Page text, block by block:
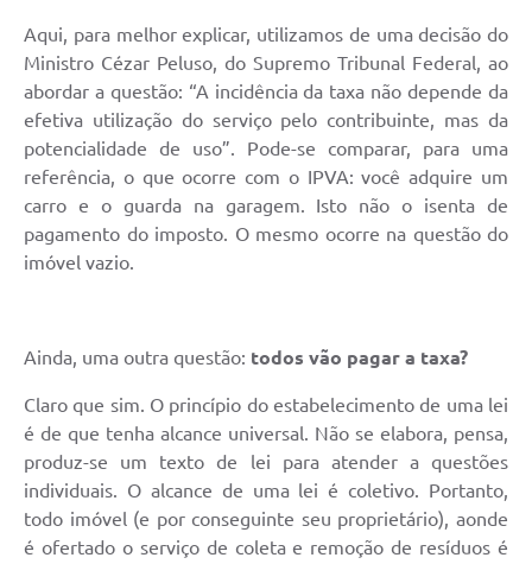
Aqui, para melhor explicar, utilizamos de uma decisão do
Ministro Cézar Peluso, do Supremo Tribunal Federal, ao
abordar a questão: “A incidência da taxa não depende da
efetiva utilização do serviço pelo contribuinte, mas da
potencialidade de uso”. Pode-se comparar, para uma
referência, o que ocorre com o IPVA: você adquire um
carro e o guarda na garagem. Isto não o isenta de
pagamento do imposto. O mesmo ocorre na questão do
imóvel vazio.
Ainda, uma outra questão: todos vão pagar a taxa?
Claro que sim. O princípio do estabelecimento de uma lei
é de que tenha alcance universal. Não se elabora, pensa,
produz-se um texto de lei para atender a questões
individuais. O alcance de uma lei é coletivo. Portanto,
todo imóvel (e por conseguinte seu proprietário), aonde
é ofertado o serviço de coleta e remoção de resíduos é